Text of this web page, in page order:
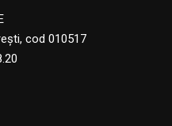
cod 010517